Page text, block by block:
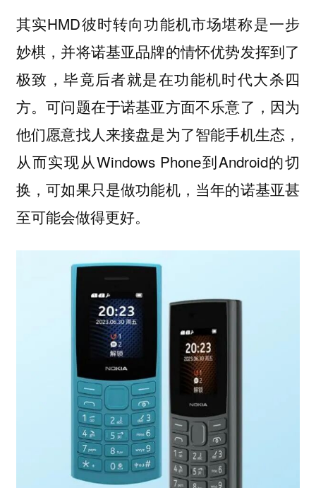
其实HMD彼时转向功能机市场堪称是一步
妙棋，并将诺基亚品牌的情怀优势发挥到了
极致，毕竟后者就是在功能机时代大杀四
方。可问题在于诺基亚方面不乐意了，因为
他们愿意找人来接盘是为了智能手机生态，
从而实现从Windows Phone到Android的切
换，可如果只是做功能机，当年的诺基亚甚
至可能会做得更好。